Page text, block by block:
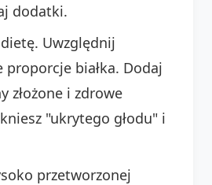
dodatki.
Uwzględnij
białka. Dodaj
złożone i zdrowe
"ukrytego głodu" i
przetworzonej